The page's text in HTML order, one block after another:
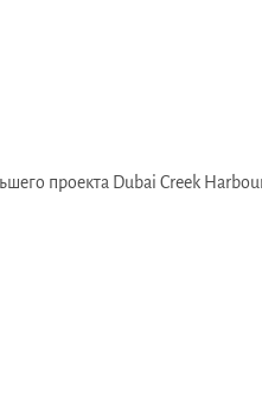
проекта Dubai Creek